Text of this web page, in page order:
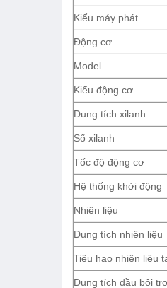
Kiểu máy phát
Động cơ
Model
Kiểu động cơ
Dung tích xilanh
Số xilanh
Tốc độ động cơ
Hệ thống khởi động
Nhiên liệu
Dung tích nhiên liệu
Tiêu hao nhiên liệu
Dung tích dầu bôi